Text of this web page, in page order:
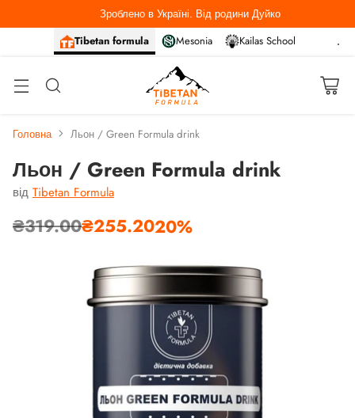
Tibetan formula Mesonia Kailas School
Зроблено в Україні. Від родини Дуйко
Головна Льон / Green Formula drink
Льон / Green Formula drink
від Tibetan Formula
Звичайна
₴319.00₴255.2020%